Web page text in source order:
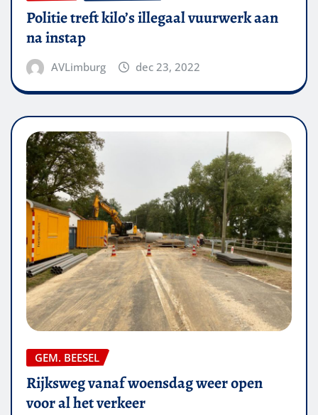
Politie treft kilo’s illegaal vuurwerk aan
na instap
AVLimburg dec 23, 2022
GEM. BEESEL
Rijksweg vanaf woensdag weer open
voor al het verkeer